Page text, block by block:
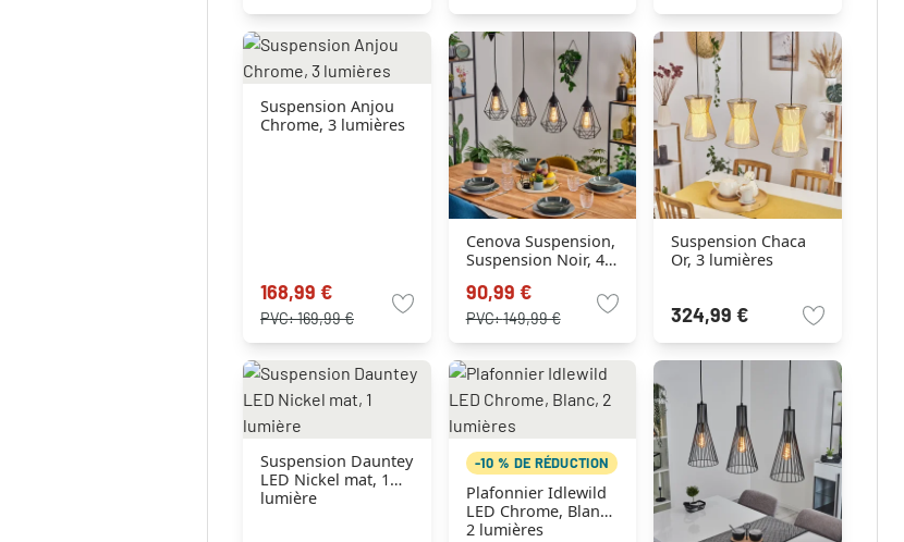
Suspension Anjou
Chrome, 3 lumières
168,99 €
PVC:169,99 €
Cenova Suspension,
Suspension Noir, 4
90,99 €
PVC:149,99 €
Suspension Chaca
Or, 3 lumières
324,99 €
Suspension Dauntey
LED Nickel mat, 1
lumière
-10 % DE RÉDUCTION
Plafonnier Idlewild
LED Chrome, Blanc,
2 lumières